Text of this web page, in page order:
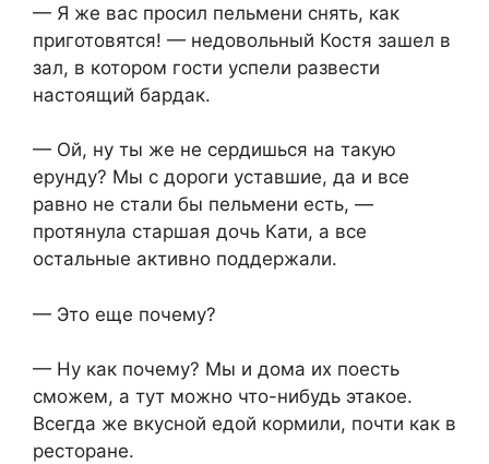
— Я же вас просил пельмени снять, как
приготовятся! — недовольный Костя зашел в
зал, в котором гости успели развести
настоящий бардак.
— Ой, ну ты же не сердишься на такую
ерунду? Мы с дороги уставшие, да и все
равно не стали бы пельмени есть, —
протянула старшая дочь Кати, а все
остальные активно поддержали.
— Это еще почему?
— Ну как почему? Мы и дома их поесть
сможем, а тут можно что-нибудь этакое.
Всегда же вкусной едой кормили, почти как в
ресторане.